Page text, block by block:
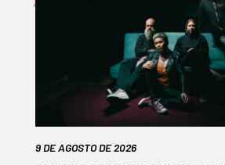
9 DE AGOSTO DE 2026